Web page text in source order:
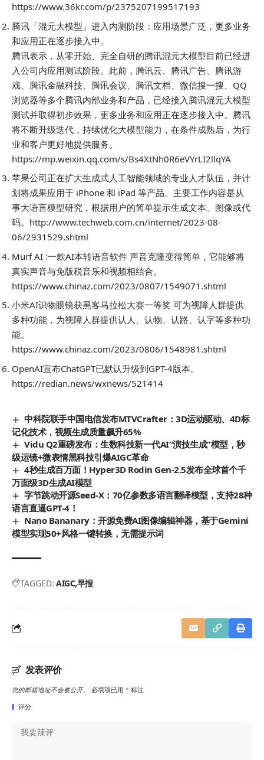
https://www.36kr.com/p/2375207199517193
腾讯「混元大模型」进入内测阶段：应用场景广泛，更多业务
和应用正在逐步接入中。
腾讯表示，从零开始、完全自研的腾讯混元大模型目前已经进
入公司内应用测试阶段。此前，腾讯云、腾讯广告、腾讯游
戏、腾讯金融科技、腾讯会议、腾讯文档、微信搜一搜、QQ
浏览器等多个腾讯内部业务和产品，已经接入腾讯混元大模型
测试并取得初步效果，更多业务和应用正在逐步接入中。腾讯
将不断升级迭代，持续优化大模型能力，在条件成熟后，为行
业和客户更好地提供服务。
https://mp.weixin.qq.com/s/Bs4XtNh0R6eVYrLI2llqYA
苹果公司正在扩大生成式人工智能领域的专业人才队伍，并计
划将成果应用于 iPhone 和 iPad 等产品。主要工作内容是从
事大语言模型研究，根据用户的简单提示生成文本、图像或代
码。http://www.techweb.com.cn/internet/2023-08-
06/2931529.shtml
Murf AI :一款AI本转语音软件 声音克隆变得简单，它能够将
真实声音与免版税音乐和视频相结合。
https://www.chinaz.com/2023/0807/1549071.shtml
小米AI识物眼镜获黑客马拉松大赛一等奖 可为视障人群提供
多种功能，为视障人群提供认人、认物、认路、认字等多种功
能。
https://www.chinaz.com/2023/0806/1548981.shtml
OpenAI宣布ChatGPT已默认升级到GPT-4版本。
https://redian.news/wxnews/521414
中科院联手中国电信发布MTVCrafter：3D运动驱动、4D标
记化技术，视频生成质量飙升65%
Vidu Q2重磅发布：生数科技新一代AI“演技生成”模型，秒
级运镜+微表情黑科技引爆AIGC革命
4秒生成百万面！Hyper3D Rodin Gen-2.5发布全球首个千
万面级3D生成AI模型
字节跳动开源Seed-X：70亿参数多语言翻译模型，支持28种
语言直逼GPT-4！
Nano Bananary：开源免费AI图像编辑神器，基于Gemini
模型实现50+风格一键转换，无需提示词
TAGGED: AIGC 早报
发表评价
您的邮箱地址不会被公开。 必填项已用 * 标注
评分